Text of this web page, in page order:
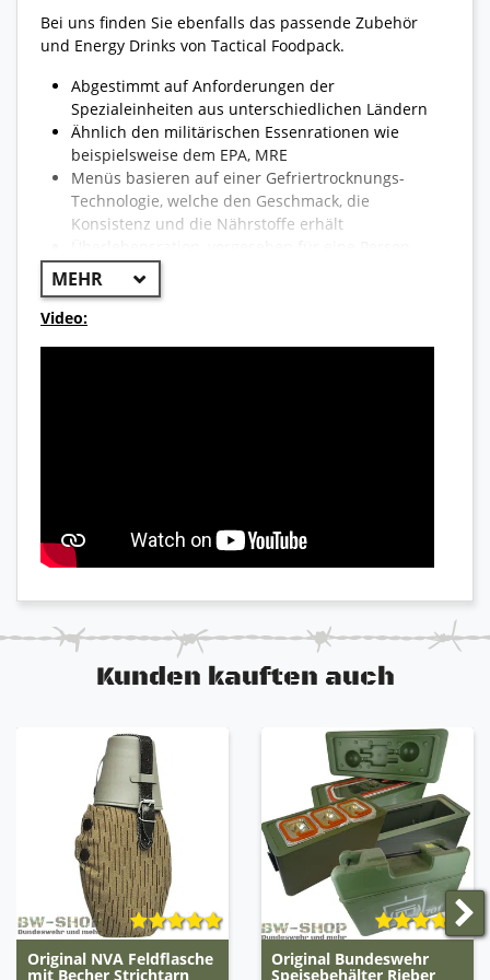
Bei uns finden Sie ebenfalls das passende Zubehör
und Energy Drinks von Tactical Foodpack.
Abgestimmt auf Anforderungen der
Spezialeinheiten aus unterschiedlichen Ländern
Ähnlich den militärischen Essenrationen wie
beispielsweise dem EPA, MRE
Menüs basieren auf einer Gefriertrocknungs-
Technologie, welche den Geschmack, die
Konsistenz und die Nährstoffe erhält
Wählbar zwischen Frühstück, Suppen,
Hauptgerichten, Snacks und vegetarischen
Gerichten
als 10 Minuten fertig zum Verzehr
Zubereitung mit heißem oder kaltem Wasser je
Wasser rein -> genießen
Von Spezialeinheiten entwickelt und getestet
Menüs in der Übersicht
- FRÜHSTÜCK (1F-6F) -
1F - Reispudding mit Himbeeren
(Rice Pudding and Raspberries)
Nährwerte:
Video:
Kunden kauften auch
Original NVA Feldflasche
mit Becher Strichtarn
Original Bundeswehr
Speisebehälter Rieber